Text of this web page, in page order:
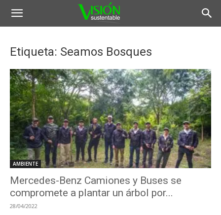
Etiqueta: Seamos Bosques
AMBIENTE
Mercedes-Benz Camiones y Buses se
compromete a plantar un árbol por...
28/04/2022